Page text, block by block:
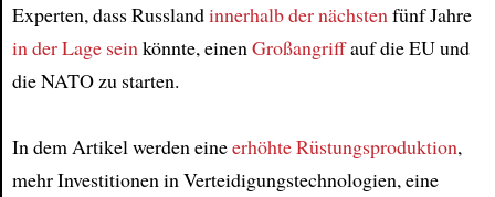
Experten, dass Russlandinnerhalb der nächsten fünf Jahre
in der Lage sein könnte, einen Großangriffauf die EU und
die NATO zu starten.
In dem Artikel werden eineerhöhte Rüstungsproduktion,
mehr Investitionen in Verteidigungstechnologien, eine